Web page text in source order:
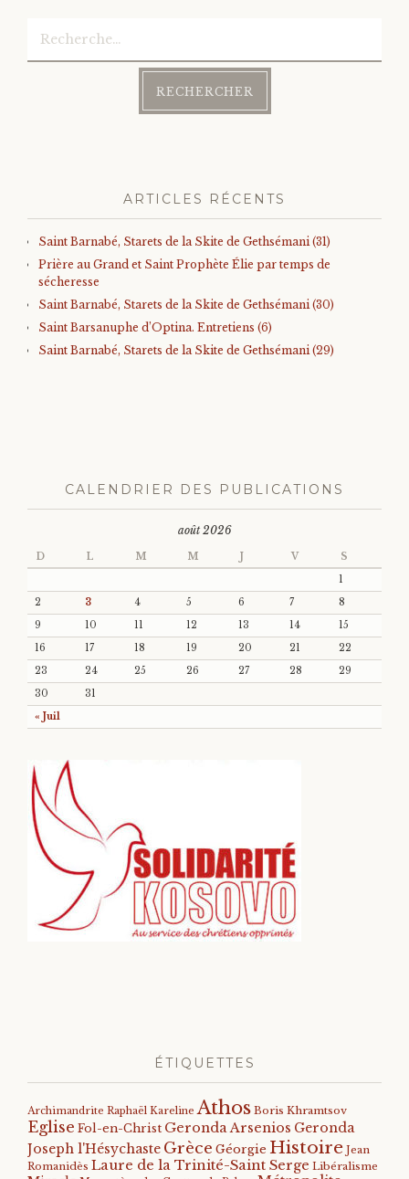
Post
navigation
ARTICLES RÉCENTS
Saint Barnabé, Starets de la Skite de Gethsémani (31)
Prière au Grand et Saint Prophète Élie par temps de
sécheresse
Saint Barnabé, Starets de la Skite de Gethsémani (30)
Saint Barsanuphe d’Optina. Entretiens (6)
Saint Barnabé, Starets de la Skite de Gethsémani (29)
CALENDRIER DES PUBLICATIONS
août 2026
D L M M V S
« Juil
1
2
3 4 5 6 7
8
9
10 11 12 13 14
15
16
17 18 19 20 21
22
23
24 25 26 27 28
29
30
31
ÉTIQUETTES
Archimandrite Raphaël Kareline Athos Boris Khramtsov
Eglise Fol-en-Christ Geronda Arsenios Geronda
Joseph l'Hésychaste Grèce Géorgie Histoire Jean
Romanidès Laure de la Trinité-Saint Serge Libéralisme